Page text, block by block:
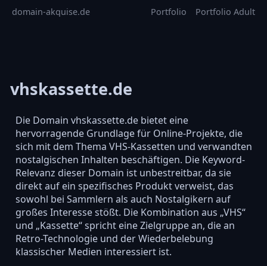
domain-akquise.de Portfolio Portfolio Adult
vhskassette.de
Die Domain vhskassette.de bietet eine
hervorragende Grundlage für Online-Projekte, die
sich mit dem Thema VHS-Kassetten und verwandten
nostalgischen Inhalten beschäftigen. Die Keyword-
Relevanz dieser Domain ist unbestreitbar, da sie
direkt auf ein spezifisches Produkt verweist, das
sowohl bei Sammlern als auch Nostalgikern auf
großes Interesse stößt. Die Kombination aus „VHS“
und „Kassette“ spricht eine Zielgruppe an, die an
Retro-Technologie und der Wiederbelebung
klassischer Medien interessiert ist.